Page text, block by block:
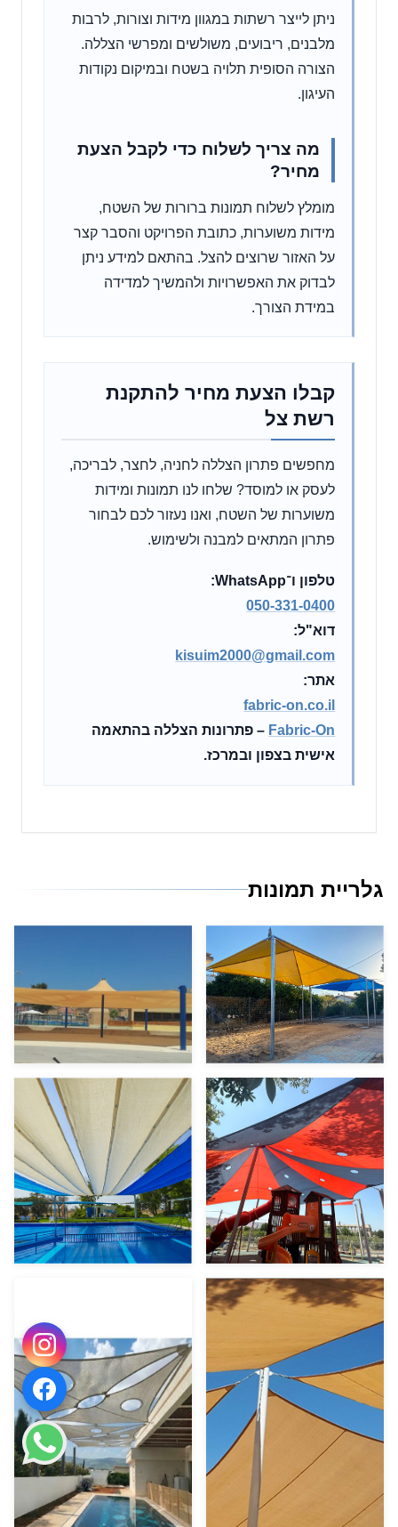
ניתן לייצר רשתות במגוון מידות וצורות, לרבות
מלבנים, ריבועים, משולשים ומפרשי הצללה.
הצורה הסופית תלויה בשטח ובמיקום נקודות
העיגון.
מה צריך לשלוח כדי לקבל הצעת
מחיר?
מומלץ לשלוח תמונות ברורות של השטח,
מידות משוערות, כתובת הפרויקט והסבר קצר
על האזור שרוצים להצל. בהתאם למידע ניתן
לבדוק את האפשרויות ולהמשיך למדידה
במידת הצורך.
קבלו הצעת מחיר להתקנת
רשת צל
מחפשים פתרון הצללה לחניה, לחצר, לבריכה,
לעסק או למוסד? שלחו לנו תמונות ומידות
משוערות של השטח, ואנו נעזור לכם לבחור
פתרון המתאים למבנה ולשימוש.
טלפון ו־WhatsApp:
050-331-0400
דוא"ל:
kisuim2000@gmail.com
אתר:
fabric-on.co.il
Fabric-On – פתרונות הצללה בהתאמה
אישית בצפון ובמרכז.
גלריית תמונות